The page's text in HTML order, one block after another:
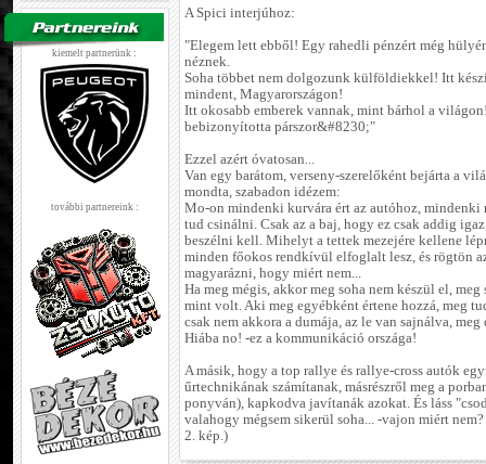
kiemelt partnerünk :
további partnereink :
A Spici interjúhoz:
"Elegem lett ebből! Egy rahedli pénzért még
néznek.
Soha többet nem dolgozunk külföldiekkel! Itt
mindent, Magyarországon!
Itt okosabb emberek vannak, mint bárhol a
bebizonyította párszor&#8230;"
Ezzel azért óvatosan...
Van egy barátom, verseny-szerelőként bejárta a
mondta, szabadon idézem:
Mo-on mindenki kurvára ért az autóhoz, mindenki
tud csinálni. Csak az a baj, hogy ez csak addig
beszélni kell. Mihelyt a tettek mezejére kellene
minden főokos rendkívül elfoglalt lesz, és rögtön
magyarázni, hogy miért nem...
Ha meg mégis, akkor meg soha nem készül el,
mint volt. Aki meg egyébként értene hozzá, meg
csak nem akkora a dumája, az le van sajnálva, meg
Hiába no! -ez a kommunikáció országa!
A másik, hogy a top rallye és rallye-cross autók
űrtechnikának számítanak, másrészről meg a
ponyván), kapkodva javítanák azokat. És láss
valahogy mégsem sikerül soha... -vajon miért
2. kép.)